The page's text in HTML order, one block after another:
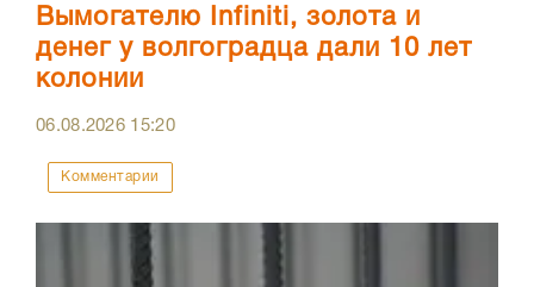
Вымогателю Infiniti, золота и
денег у волгоградца дали 10 лет
колонии
06.08.2026 15:20
Комментарии